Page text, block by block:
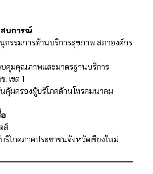
สบการณ์
กรรมการด้านบริการสุขภาพ สภาองค์กร
บคุมคุณภาพและมาตรฐานบริการ
เขต 1
คุ้มครองผู้บริโภคด้านโทรคมนาคม
ส์
โภคภาคประชาชนจังหวัดเชียงใหม่